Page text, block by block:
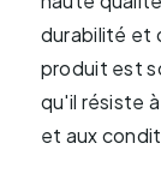
et le
échelle bien
durabilité et
produit est
qu'il résiste
et aux